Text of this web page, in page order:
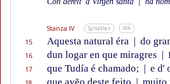
Stanza IV Syllables IPA
15 Aquesta natural éra | do
16 dun logar en que miragres |
17 que Tudía é chamado; | e d'